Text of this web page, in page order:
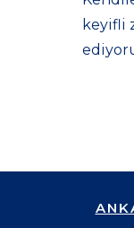
keyifli